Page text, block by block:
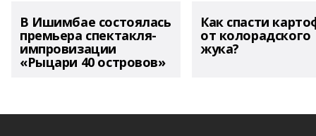
В Ишимбае состоялась
премьера спектакля-
импровизации
«Рыцари 40 островов»
Как спасти
от колорадского
жука?